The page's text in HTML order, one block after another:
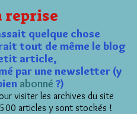
reprise
quelque chose
tout de même le blog
article,
par une newsletter (y
abonné ?)
visiter les archives du site
articles y sont stockés !